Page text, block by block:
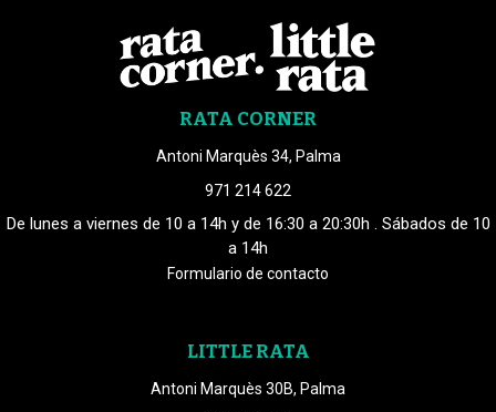
RATA CORNER
Antoni Marquès 34, Palma
971 214 622
De lunes a viernes de 10 a 14h y de 16:30 a 20:30h . Sábados de 10
a 14h
Formulario de contacto
LITTLE RATA
Antoni Marquès 30B, Palma